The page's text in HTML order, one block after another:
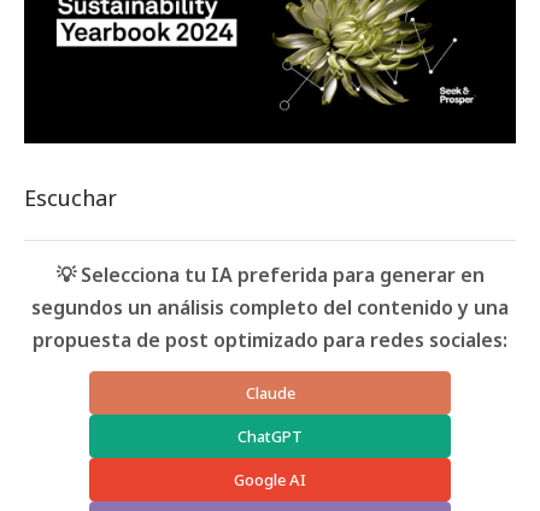
Escuchar
💡 Selecciona tu IA preferida para generar en
segundos un análisis completo del contenido y una
propuesta de post optimizado para redes sociales:
Claude
ChatGPT
Google AI